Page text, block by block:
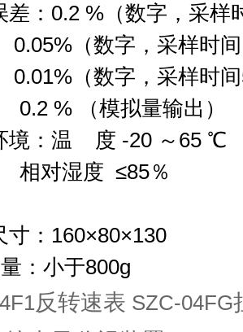
：0.2 %（数字，采样
数字，采样时间
数字，采样时间
（模拟量输出）
境：温 度 -20 ～65 ℃
湿度 ≤85
：160×80×130
小于800g
反转速表 SZC-04FG